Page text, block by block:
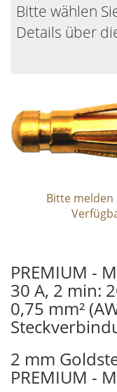
Bitte wählen
Details über
Bitte melden
PREMIUM -
30 A, 2 min:
0,75 mm²
2 mm
PREMIUM -